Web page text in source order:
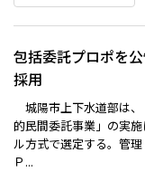
包括委託プロポを
採用
城陽市上下水道部は
的民間委託事業」の実
ル方式で選定する。管
Ｐ...